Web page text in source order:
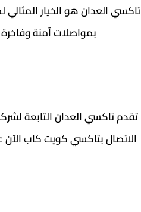
تاكسي العدان هو الخيار المثالي
بمواصلات آمنة وفاخرة
تقدم تاكسي العدان التابعة